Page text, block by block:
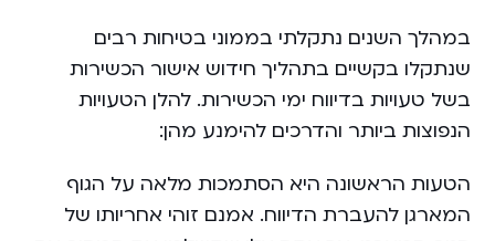
במהלך השנים נתקלתי בממוני בטיחות רבים
שנתקלו בקשיים בתהליך חידוש אישור הכשירות
בשל טעויות בדיווח ימי הכשירות. להלן הטעויות
הנפוצות ביותר והדרכים להימנע מהן:
הטעות הראשונה היא הסתמכות מלאה על הגוף
המארגן להעברת הדיווח. אמנם זוהי אחריותו של